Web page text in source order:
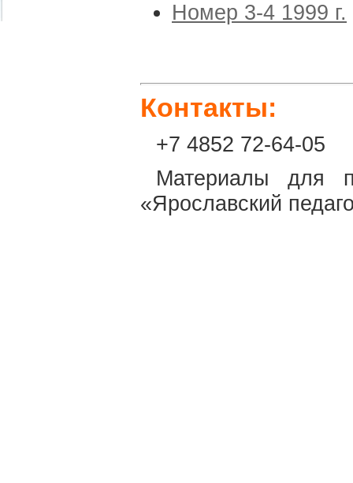
Номер 3-4 1999 г.
Контакты:
+7 4852 72-64-05
Материалы для
«Ярославский